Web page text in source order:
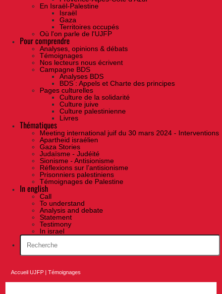
En Israël-Palestine
Israël
Gaza
Territoires occupés
Où l'on parle de l'UJFP
Pour comprendre
Analyses, opinions & débats
Témoignages
Nos lecteurs nous écrivent
Campagne BDS
Analyses BDS
BDS : Appels et Charte des principes
Pages culturelles
Culture de la solidarité
Culture juive
Culture palestinienne
Livres
Thématiques
Meeting international juif du 30 mars 2024 - Interventions
Apartheid israélien
Gaza Stories
Judaïsme - Judéité
Sionisme - Antisionisme
Réflexions sur l’antisionisme
Prisonniers palestiniens
Témoignages de Palestine
In english
Call
To understand
Analysis and debate
Statement
Testimony
In israel
Accueil UJFP |Témoignages